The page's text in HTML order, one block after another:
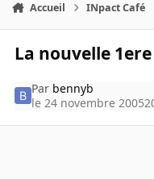
Accueil INpact Café
La nouvelle
Par bennyb
le 24 novembre 2005